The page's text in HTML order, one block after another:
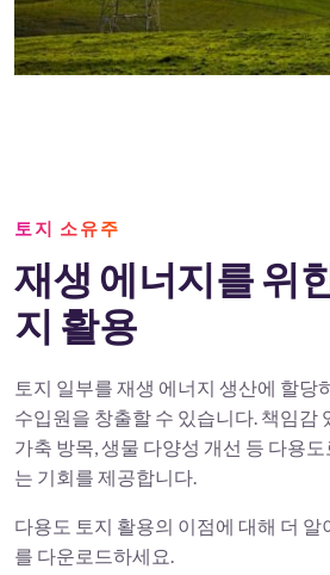
토지 소유주
재생 에너지를 위
지 활용
토지 일부를 재생 에너지 생산에 할당
수입원을 창출할 수 있습니다. 책임감
가축 방목, 생물 다양성 개선 등 다용
는 기회를 제공합니다.
다용도 토지 활용의 이점에 대해 더
를 다운로드하세요.